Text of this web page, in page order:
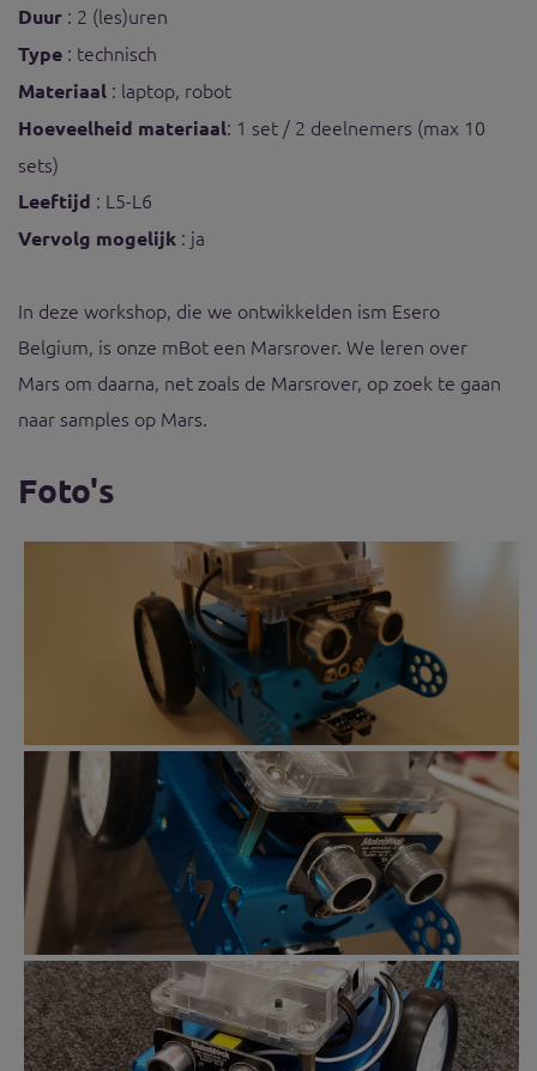
Duur : 2 (les)uren
Type : technisch
Materiaal : laptop, robot
Hoeveelheid materiaal: 1 set / 2 deelnemers (max 10
sets)
Leeftijd : L5-L6
Vervolg mogelijk : ja
In deze workshop, die we ontwikkelden ism Esero
Belgium, is onze mBot een Marsrover. We leren over
Mars om daarna, net zoals de Marsrover, op zoek te gaan
naar samples op Mars.
Foto's